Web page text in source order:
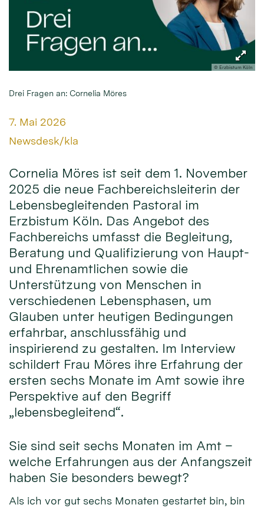
© Erzbistum Köln
Drei Fragen an: Cornelia Möres
Datum:
7. Mai 2026
Von:
Newsdesk/kla
Cornelia Möres ist seit dem 1. November
2025 die neue Fachbereichsleiterin der
Lebensbegleitenden Pastoral im
Erzbistum Köln. Das Angebot des
Fachbereichs umfasst die Begleitung,
Beratung und Qualifizierung von Haupt-
und Ehrenamtlichen sowie die
Unterstützung von Menschen in
verschiedenen Lebensphasen, um
Glauben unter heutigen Bedingungen
erfahrbar, anschlussfähig und
inspirierend zu gestalten. Im Interview
schildert Frau Möres ihre Erfahrung der
ersten sechs Monate im Amt sowie ihre
Perspektive auf den Begriff
„lebensbegleitend“.
Sie sind seit sechs Monaten im Amt –
welche Erfahrungen aus der Anfangszeit
haben Sie besonders bewegt?
Als ich vor gut sechs Monaten gestartet bin, bin